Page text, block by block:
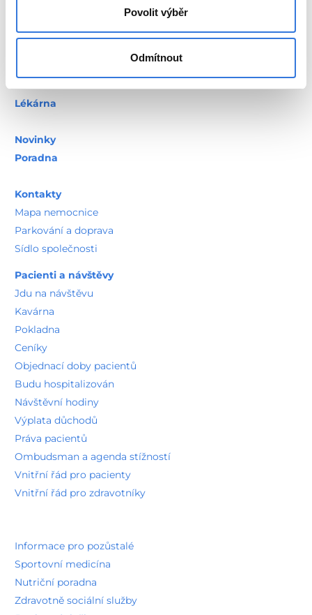
Povolit výběr
Odmítnout
Lékárna
Novinky
Poradna
Kontakty
Mapa nemocnice
Parkování a doprava
Sídlo společnosti
Pacienti a návštěvy
Jdu na návštěvu
Kavárna
Pokladna
Ceníky
Objednací doby pacientů
Budu hospitalizován
Návštěvní hodiny
Výplata důchodů
Práva pacientů
Ombudsman a agenda stížností
Vnitřní řád pro pacienty
Vnitřní řád pro zdravotníky
Informace pro pozůstalé
Sportovní medicína
Nutriční poradna
Zdravotně sociální služby